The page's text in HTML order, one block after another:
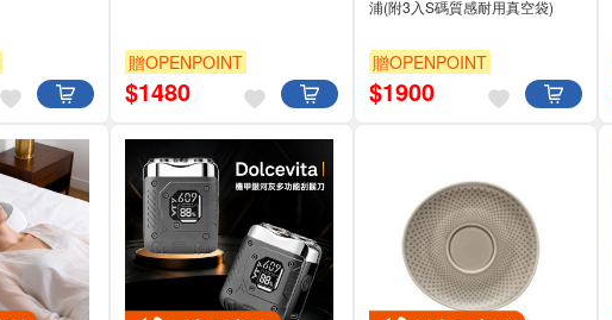
贈OPENPOINT
$1480
浦(附3入S碼質感耐用真空袋)
贈OPENPOINT
$1900